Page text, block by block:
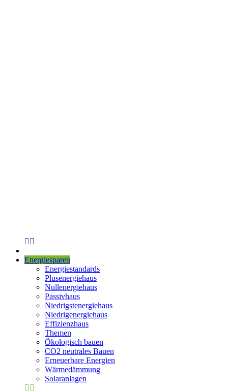
Energiesparen
Energiestandards
Plusenergiehaus
Nullenergiehaus
Passivhaus
Niedrigstenergiehaus
Niedrigenergiehaus
Effizienzhaus
Themen
Ökologisch bauen
CO2 neutrales Bauen
Erneuerbare Energien
Wärmedämmung
Solaranlagen